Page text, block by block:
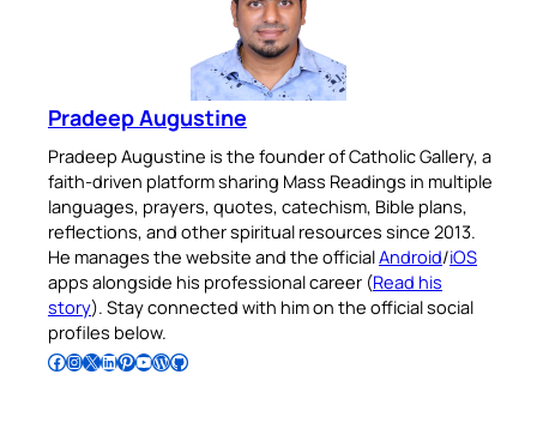
Pradeep Augustine
Pradeep Augustine is the founder of Catholic Gallery, a
faith-driven platform sharing Mass Readings in multiple
languages, prayers, quotes, catechism, Bible plans,
reflections, and other spiritual resources since 2013.
He manages the website and the officialAndroid/iOS
apps alongside his professional career (Read his
story). Stay connected with him on the official social
profiles below.
Follow Pradeep on Facebook Follow Pradeep on InstagramFollow Pradeep on X Follow Pradeep on LinkedIn Follow Pradeep on Pinterest Subscribe to Pradeep’s Youtube Channel Follow Pradeep on WordPress Follow Pradeep on GitHub